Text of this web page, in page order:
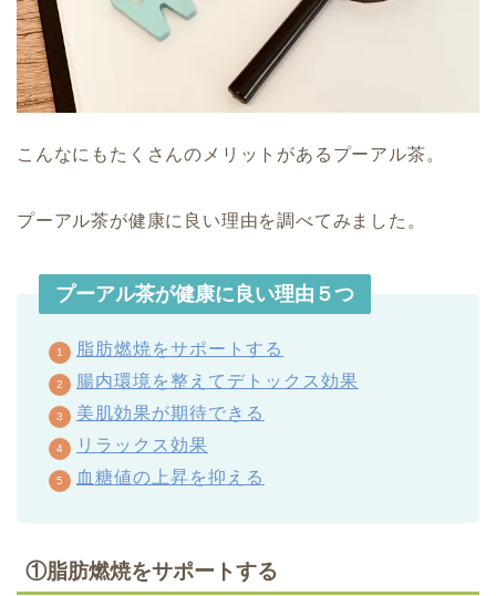
こんなにもたくさんのメリットがあるプーアル茶。
プーアル茶が健康に良い理由を調べてみました。
プーアル茶が健康に良い理由５つ
脂肪燃焼をサポートする
腸内環境を整えてデトックス効果
美肌効果が期待できる
リラックス効果
血糖値の上昇を抑える
①脂肪燃焼をサポートする